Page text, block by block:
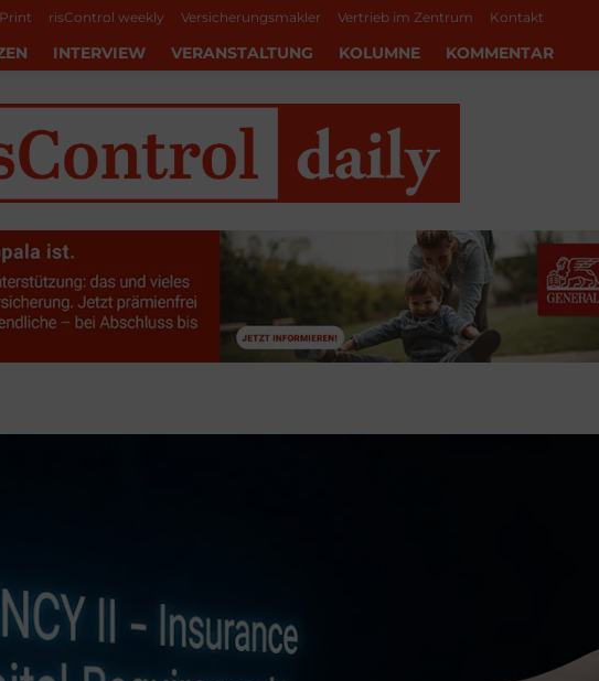
risControl weekly Versicherungsmakler Vertrieb im Zentrum Kontakt
INTERVIEW VERANSTALTUNG KOLUMNE KOMMENTAR